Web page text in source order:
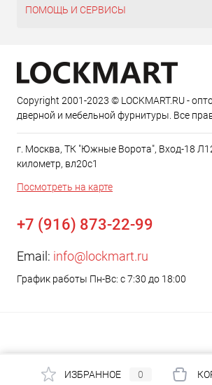
ПОМОЩЬ И СЕРВИСЫ
Copyright 2001-2023 © LOCKMART.RU -
дверной и мебельной фурнитуры. Все
г. Москва, ТК "Южные Ворота", Вход-18
километр, вл20с1
Посмотреть на карте
+7 (916) 873-22-99
Email: info@lockmart.ru
График работы Пн-Вс: с 7:30 до 18:00
ИЗБРАННОЕ 0